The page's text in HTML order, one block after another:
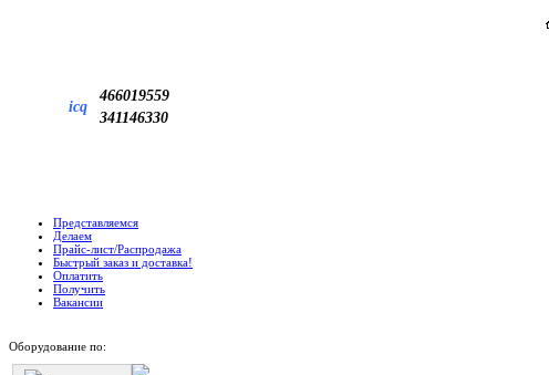
icq
466019559
341146330
Представляемся
Делаем
Прайс-лист/Распродажа
Быстрый заказ и доставка!
Оплатить
Получить
Вакансии
Оборудование по: